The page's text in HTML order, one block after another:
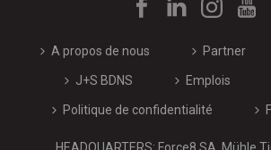
A propos de nous Partner
J+S BDNS Emplois
Politique de confidentialité